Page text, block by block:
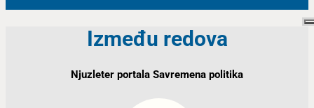
Između redova
Njuzleter portala Savremena politika